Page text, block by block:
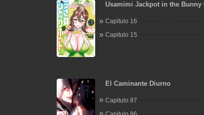
Usamimi Jackpot in the Bunny
Capitulo 16
Capitulo 15
El Caminante Diurno
Capitulo 87